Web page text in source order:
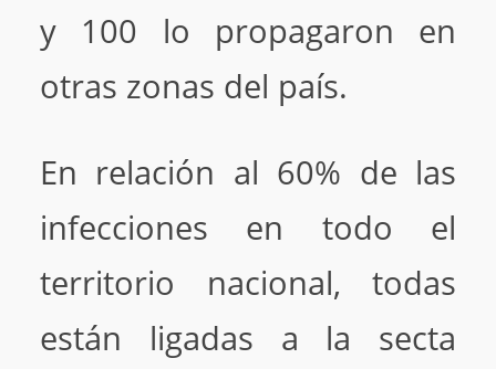
y 100 lo propagaron en
otras zonas del país.
En relación al 60% de las
infecciones en todo el
territorio nacional, todas
están ligadas a la secta